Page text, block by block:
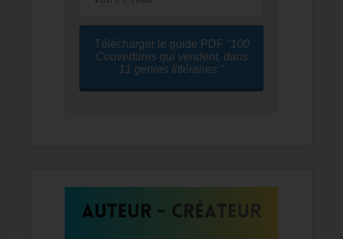
Télécharger le guide PDF "100
Couvertures qui vendent, dans
11 genres littéraires."